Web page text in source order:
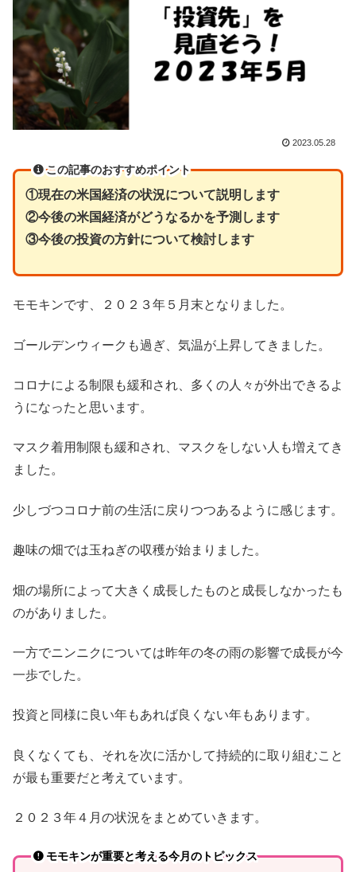
2023.05.28
この記事のおすすめポイント
①現在の米国経済の状況について説明します
②今後の米国経済がどうなるかを予測します
③今後の投資の方針について検討します
モモキンです、２０２３年５月末となりました。
ゴールデンウィークも過ぎ、気温が上昇してきました。
コロナによる制限も緩和され、多くの人々が外出できるよ
うになったと思います。
マスク着用制限も緩和され、マスクをしない人も増えてき
ました。
少しづつコロナ前の生活に戻りつつあるように感じます。
趣味の畑では玉ねぎの収穫が始まりました。
畑の場所によって大きく成長したものと成長しなかったも
のがありました。
一方でニンニクについては昨年の冬の雨の影響で成長が今
一歩でした。
投資と同様に良い年もあれば良くない年もあります。
良くなくても、それを次に活かして持続的に取り組むこと
が最も重要だと考えています。
２０２３年４月の状況をまとめていきます。
モモキンが重要と考える今月のトピックス